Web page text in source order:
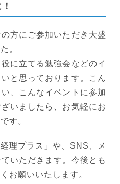
方にご参加いただき大盛
。
に立てる勉強会などのイ
と思っております。こん
、こんなイベントに参加
いましたら、お気軽にお
す。
理プラス」や、SNS、メ
いただきます。今後とも
お願いいたします。